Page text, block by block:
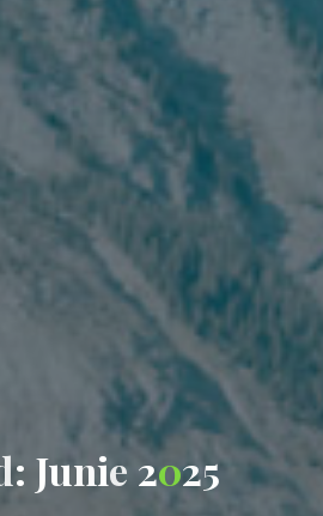
:
: Junie
e 2025